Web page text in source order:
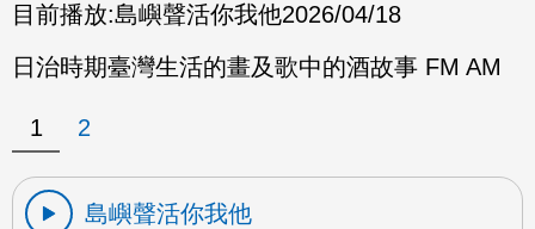
目前播放:島嶼聲活你我他2026/04/18
日治時期臺灣生活的畫及歌中的酒故事 FM AM
1 2
島嶼聲活你我他